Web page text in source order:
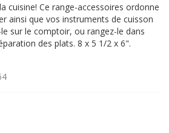
cuisine! Ce range-accessoires ordonne
ainsi que vos instruments de cuisson
sur le comptoir, ou rangez-le dans
des plats. 8 x 5 1/2 x 6".